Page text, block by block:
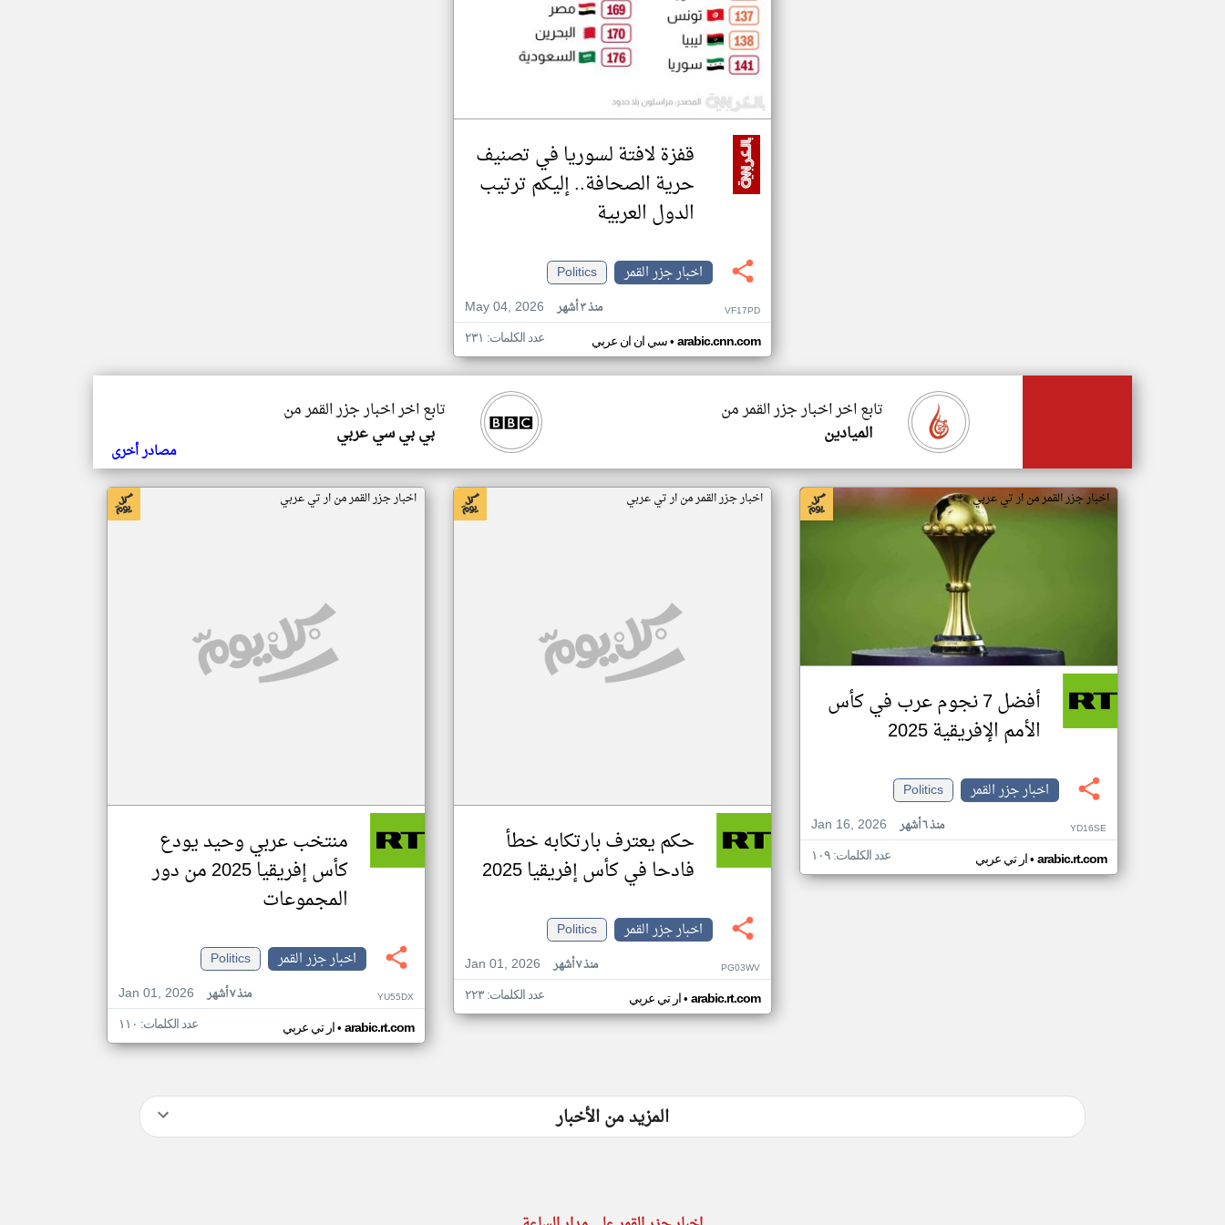
قفزة لافتة لسوريا في تصنيف
حرية الصحافة.. إليكم ترتيب
الدول العربية
اخبار جزر القمر
Politics
May 04, 2026
منذ ٣ أشهر VF17PD
سي ان ان عربي• arabic.cnn.com عدد الكلمات: ٢٣١
تابع اخر اخبار جزر القمر من
بي بي سي عربي
تابع اخر اخبار جزر القمر من
الميادين
مصادر أخرى
اخبار جزر القمر من ار تي عربي
أفضل 7 نجوم عرب في كأس
الأمم الإفريقية 2025
اخبار جزر القمر
Politics
Jan 16, 2026
منذ ٦ أشهر YD16SE
ار تي عربي• arabic.rt.com عدد الكلمات: ١٠٩
اخبار جزر القمر من ار تي عربي
حكم يعترف بارتكابه خطأ
فادحا في كأس إفريقيا 2025
اخبار جزر القمر
Politics
Jan 01, 2026
منذ ٧ أشهر PG03WV
ار تي عربي• arabic.rt.com عدد الكلمات: ٢٢٣
اخبار جزر القمر من ار تي عربي
منتخب عربي وحيد يودع
كأس إفريقيا 2025 من دور
المجموعات
اخبار جزر القمر
Politics
Jan 01, 2026
منذ ٧ أشهر YU55DX
ار تي عربي• arabic.rt.com عدد الكلمات: ١١٠
المزيد من الأخبار